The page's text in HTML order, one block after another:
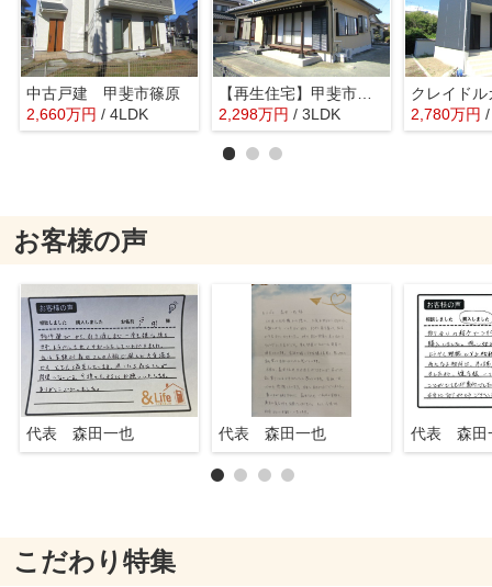
中古戸建 甲斐市篠原
2,660万円 / 4LDK
【再生住宅】甲斐市竜王
2,298万円 / 3LDK 2,780万円
お客様の声
代表 森田一也 代表 森田一也 代表 森田
こだわり特集